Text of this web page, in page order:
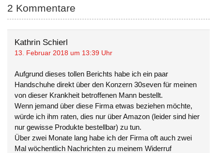
2 Kommentare
Kathrin Schierl
13. Februar 2018 um 13:39 Uhr
Aufgrund dieses tollen Berichts habe ich ein paar
Handschuhe direkt über den Konzern 30seven für meinen
von dieser Krankheit betroffenen Mann bestellt.
Wenn jemand über diese Firma etwas beziehen möchte,
würde ich ihm raten, dies nur über Amazon (leider sind hier
nur gewisse Produkte bestellbar) zu tun.
Über zwei Monate lang habe ich der Firma oft auch zwei
Mal wöchentlich Nachrichten zu meinem Widerruf